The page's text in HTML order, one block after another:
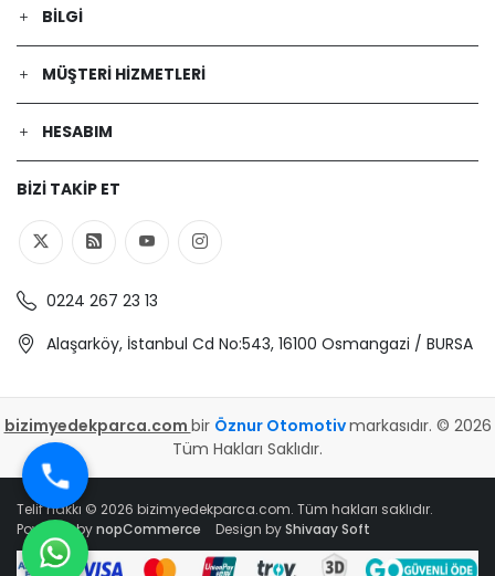
BILGI
MÜŞTERI HIZMETLERI
HESABIM
BIZI TAKIP ET
0224 267 23 13
Alaşarköy, İstanbul Cd No:543, 16100 Osmangazi / BURSA
bizimyedekparca.com bir Öznur Otomotivmarkasıdır. © 2026
Tüm Hakları Saklıdır.
Telif hakkı © 2026 bizimyedekparca.com. Tüm hakları saklıdır.
Powered bynopCommerce Design byShivaay Soft